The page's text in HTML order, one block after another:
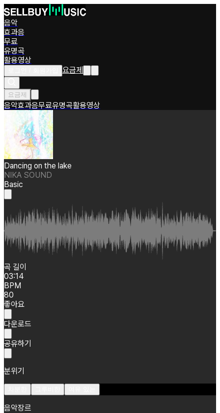
음악
효과음
무료
유명곡
활용영상
요금제
요금제
음악효과음무료유명곡활용영상
Dancing on the lake
NIKA SOUND
Basic
곡 길이
03:14
BPM
80
좋아요
다운로드
공유하기
분위기
음악장르